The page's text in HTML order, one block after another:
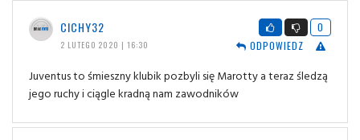
CICHY32
2 LUTEGO 2020 | 16:30
0
ODPOWIEDZ
Juventus to śmieszny klubik pozbyli się Marotty a teraz śledzą
jego ruchy i ciągle kradną nam zawodników